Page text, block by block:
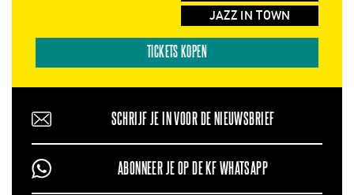
JAZZ IN TOWN
TICKETS KOPEN
SCHRIJF JE IN VOOR DE NIEUWSBRIEF
ABONNEER JE OP DE KF WHATSAPP